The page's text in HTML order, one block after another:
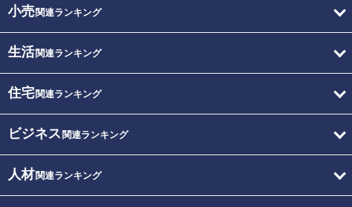
小売関連ランキング
生活関連ランキング
住宅関連ランキング
ビジネス 関連ランキング
人材関連ランキング